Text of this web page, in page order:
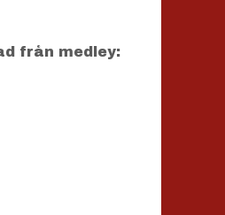
från medley: